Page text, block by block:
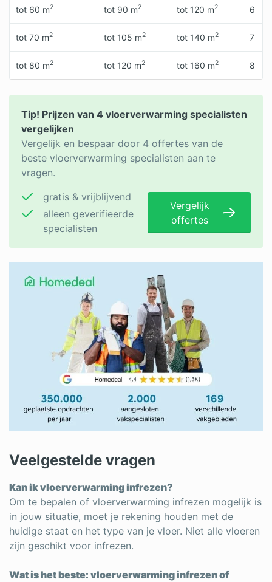
tot 60 m2 tot 90 m2 tot 120 m2 6
tot 70 m2 tot 105 m2 tot 140 m2 7
tot 80 m2 tot 120 m2 tot 160 m2 8
Tip! Prijzen van 4 vloerverwarming specialisten
vergelijken
Vergelijk en bespaar door 4 offertes van de
beste vloerverwarming specialisten aan te
vragen.
gratis & vrijblijvend
alleen geverifieerde
specialisten
Vergelijk
offertes
Veelgestelde vragen
Kan ik vloerverwarming infrezen?
Om te bepalen of vloerverwarming infrezen mogelijk is
in jouw situatie, moet je rekening houden met de
huidige staat en het type van je vloer. Niet alle vloeren
zijn geschikt voor infrezen.
Wat is het beste: vloerverwarming infrezen of